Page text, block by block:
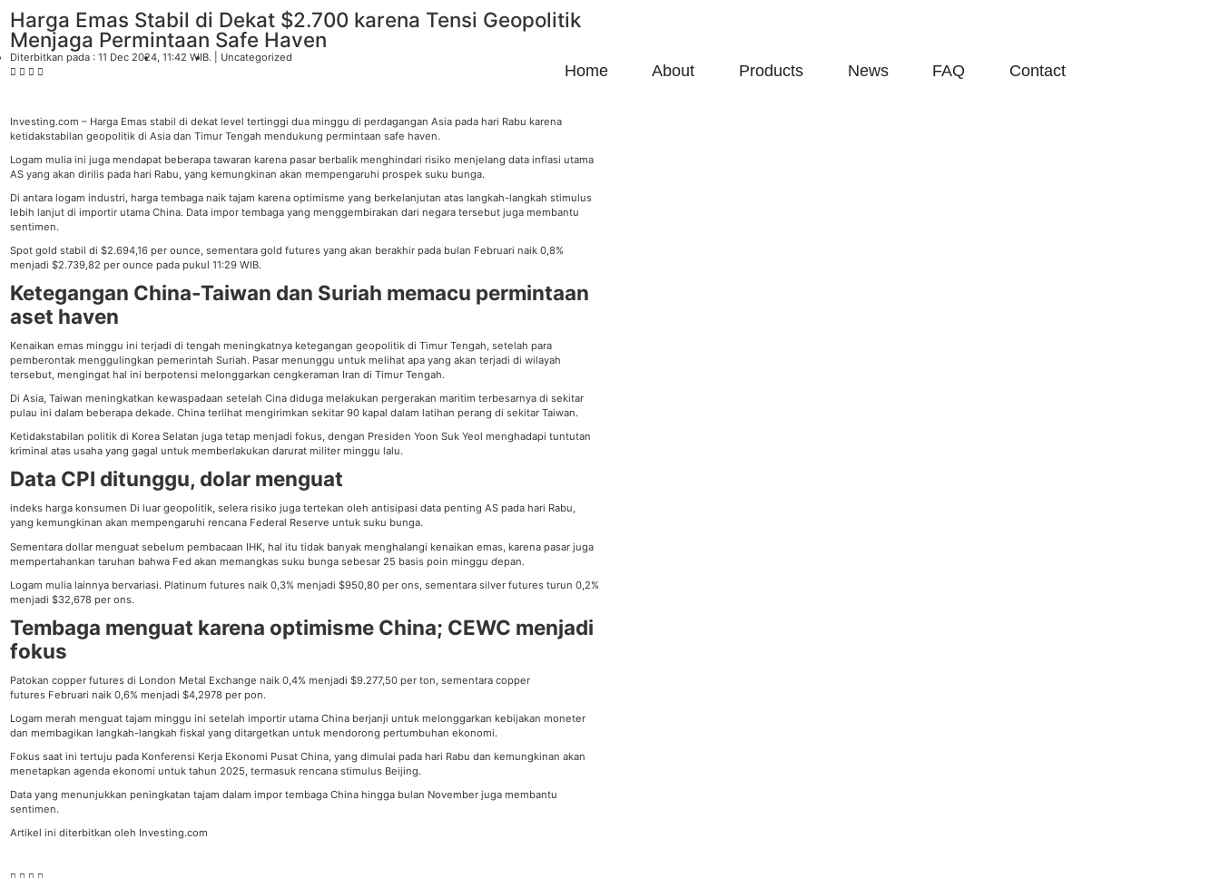
Home About Products News FAQ Contact
Harga Emas Stabil di Dekat $2.700 karena Tensi Geopolitik
Menjaga Permintaan Safe Haven
Diterbitkan pada : 11 Dec 2024, 11:42 WIB. | Uncategorized
Investing.com – Harga Emas stabil di dekat level tertinggi dua minggu di perdagangan Asia pada hari Rabu karena
ketidakstabilan geopolitik di Asia dan Timur Tengah mendukung permintaan safe haven.
Logam mulia ini juga mendapat beberapa tawaran karena pasar berbalik menghindari risiko menjelang data inflasi utama
AS yang akan dirilis pada hari Rabu, yang kemungkinan akan mempengaruhi prospek suku bunga.
Di antara logam industri, harga tembaga naik tajam karena optimisme yang berkelanjutan atas langkah-langkah stimulus
lebih lanjut di importir utama China. Data impor tembaga yang menggembirakan dari negara tersebut juga membantu
sentimen.
Spot gold stabil di $2.694,16 per ounce, sementaragold futures yang akan berakhir pada bulan Februari naik 0,8%
menjadi $2.739,82 per ounce pada pukul 11:29 WIB.
Ketegangan China-Taiwan dan Suriah memacu permintaan
aset haven
Kenaikan emas minggu ini terjadi di tengah meningkatnya ketegangan geopolitik di Timur Tengah, setelah para
pemberontak menggulingkan pemerintah Suriah. Pasar menunggu untuk melihat apa yang akan terjadi di wilayah
tersebut, mengingat hal ini berpotensi melonggarkan cengkeraman Iran di Timur Tengah.
Di Asia, Taiwan meningkatkan kewaspadaan setelah Cina diduga melakukan pergerakan maritim terbesarnya di sekitar
pulau ini dalam beberapa dekade. China terlihat mengirimkan sekitar 90 kapal dalam latihan perang di sekitar Taiwan.
Ketidakstabilan politik di Korea Selatan juga tetap menjadi fokus, dengan Presiden Yoon Suk Yeol menghadapi tuntutan
kriminal atas usaha yang gagal untuk memberlakukan darurat militer minggu lalu.
Data CPI ditunggu, dolar menguat
indeks harga konsumen Di luar geopolitik, selera risiko juga tertekan oleh antisipasi data penting AS pada hari Rabu,
yang kemungkinan akan mempengaruhi rencana Federal Reserve untuk suku bunga.
Sementaradollar menguat sebelum pembacaan IHK, hal itu tidak banyak menghalangi kenaikan emas, karena pasar juga
mempertahankan taruhan bahwa Fed akanmemangkas suku bunga sebesar 25 basis poin minggu depan.
Logam mulia lainnya bervariasi. Platinum futures naik 0,3% menjadi $950,80 per ons, sementarasilver futures turun 0,2%
menjadi $32,678 per ons.
Tembaga menguat karena optimisme China; CEWC menjadi
fokus
Patokancopper futures di London Metal Exchange naik 0,4% menjadi $9.277,50 per ton, sementaracopper
futures Februari naik 0,6% menjadi $4,2978 per pon.
Logam merah menguat tajam minggu ini setelah importir utama China berjanji untuk melonggarkan kebijakan moneter
dan membagikan langkah-langkah fiskal yang ditargetkan untuk mendorong pertumbuhan ekonomi.
Fokus saat ini tertuju pada Konferensi Kerja Ekonomi Pusat China, yang dimulai pada hari Rabu dan kemungkinan akan
menetapkan agenda ekonomi untuk tahun 2025, termasuk rencana stimulus Beijing.
Data yang menunjukkan peningkatan tajam dalam impor tembaga China hingga bulan November juga membantu
sentimen.
Artikel ini diterbitkan oleh Investing.com